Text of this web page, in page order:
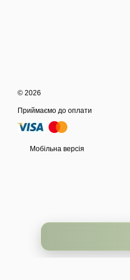
© 2026
Приймаємо до оплати
Мобільна версія